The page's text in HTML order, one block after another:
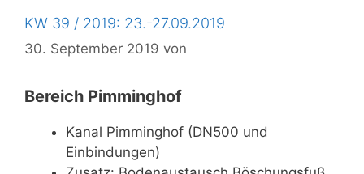
KW 39 / 2019: 23.-27.09.2019
30. September 2019 von
Bereich Pimminghof
Kanal Pimminghof (DN500 und
Einbindungen)